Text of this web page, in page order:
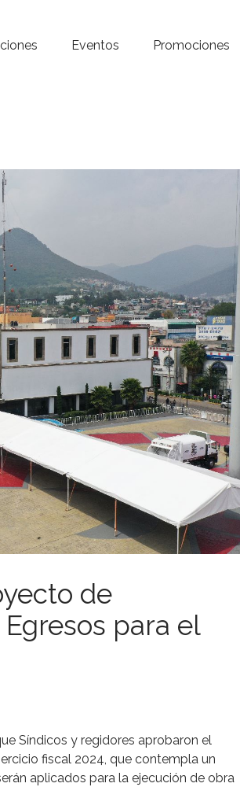
Eventos Promociones
de
para el
Síndicos y regidores aprobaron el
fiscal 2024, que contempla un
aplicados para la ejecución de obra